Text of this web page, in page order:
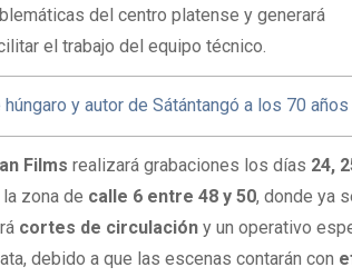
del centro platense y generará
el trabajo del equipo técnico.
y autor de Sátántangó a los 70 años
Films realizará grabaciones los días 24,
zona de calle 6 entre 48 y 50, donde ya
cortes de circulación y un operativo
debido a que las escenas contarán con